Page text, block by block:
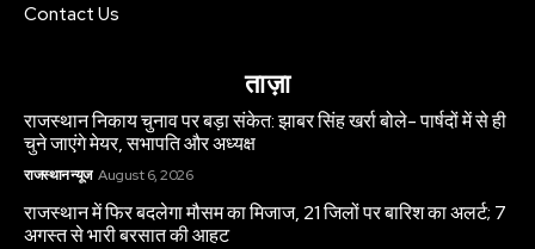
Contact Us
ताज़ा
राजस्थान निकाय चुनाव पर बड़ा संकेत: झाबर सिंह खर्रा बोले- पार्षदों में से ही
चुने जाएंगे मेयर, सभापति और अध्यक्ष
राजस्थान न्यूज August 6, 2026
राजस्थान में फिर बदलेगा मौसम का मिजाज, 21 जिलों पर बारिश का अलर्ट; 7
अगस्त से भारी बरसात की आहट